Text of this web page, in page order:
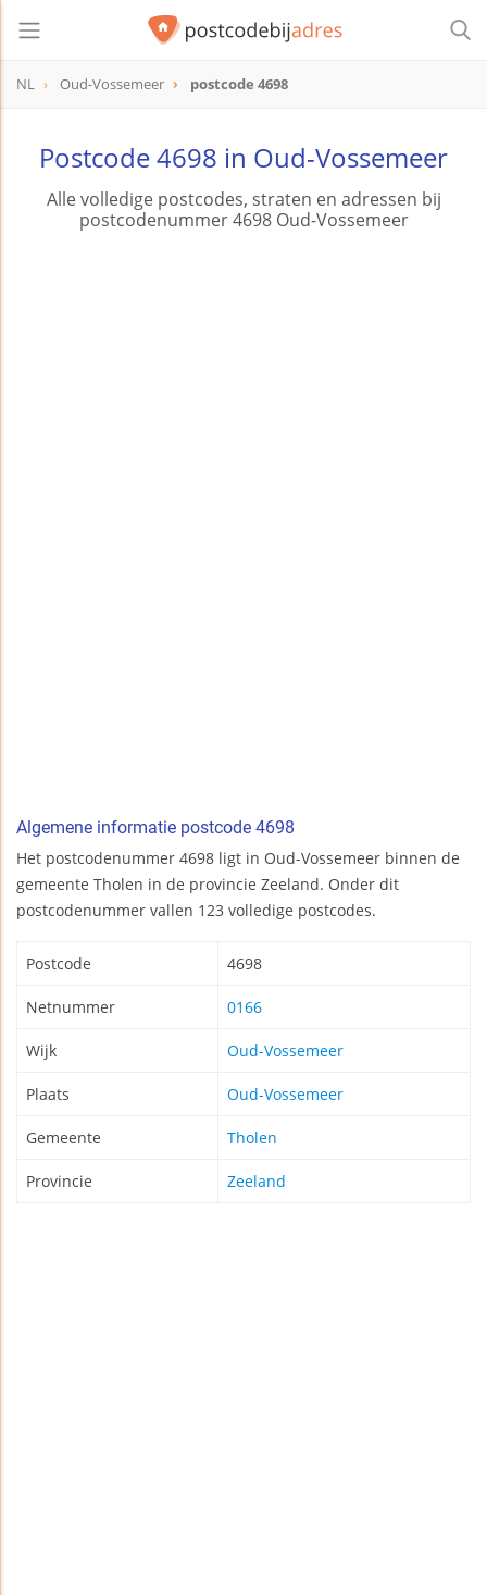
NL Oud-Vossemeer postcode 4698
Postcode 4698 in Oud-Vossemeer
Alle volledige postcodes, straten en adressen bij
postcodenummer 4698 Oud-Vossemeer
Algemene informatie postcode 4698
Het postcodenummer 4698 ligt in Oud-Vossemeer binnen de
gemeente Tholen in de provincie Zeeland. Onder dit
postcodenummer vallen 123 volledige postcodes.
Postcode 4698
Netnummer 0166
Wijk Oud-Vossemeer
Plaats Oud-Vossemeer
Gemeente Tholen
Provincie Zeeland